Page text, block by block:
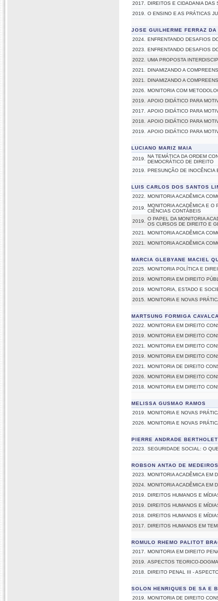
2017.
DIREITOS E CIDADANIA DAS
2019.
O ENSINO E AS PRÁTICAS
JOSE GUILHERME FERRAZ DA
2024.
ENFRENTANDO DESAFIOS
2023.
ENFRENTANDO DESAFIOS
2022.
UMA PROPOSTA
2021.
DINAMIZANDO A
2021.
DINAMIZANDO A
2026.
MONITORIA COM
2019.
APOIO DIDÁTICO PARA
2017.
APOIO DIDÁTICO PARA
2018.
APOIO DIDÁTICO PARA
2019.
APOIO DIDÁTICO PARA
LUCIANO MARIZ MAIA
2019.
NA TEMÁTICA DA ORDEM
DEMOCRÁTICO DE DIREITO
2019.
PRESUNÇÃO DE INOCÊNCIA
LUIS CARLOS DOS SANTOS
2022.
MONITORIA ACADÊMICA
2019.
MONITORIA ACADÊMICA E
CIÊNCIAS CONTÁBEIS
2019.
O PAPEL DA MONITORIA
OS CURSOS DE DIREITO E
2021.
MONITORIA ACADÊMICA
2021.
MONITORIA ACADÊMICA
MARCIA GLEBYANE MACIEL
2025.
MONITORIA POLÍTICA E
2019.
MONITORIA EM DIREITO
2019.
MONITORIA, ESTADO E
2015.
MONITORIA E NOVAS
MARTSUNG FORMIGA
2022.
MONITORIA EM DIREITO
2019.
MONITORIA EM DIREITO
2021.
MONITORIA EM DIREITO
2019.
MONITORIA EM DIREITO
2021.
MONITORIA DE DIREITO
2026.
MONITORIA EM DIREITO
2018.
MONITORIA EM DIREITO
MELISSA GUSMAO RAMOS
2019.
MONITORIA E NOVAS
2026.
MONITORIA E NOVAS
PIERRE ANDRADE BERTHOLET
2023.
SEGURIDADE SOCIAL: O
ROBSON ANTAO DE MEDEIROS
2023.
MONITORIA ACADÊMICA EM
2024.
MONITORIA ACADÊMICA EM
2019.
DIREITOS HUMANOS E
2019.
DIREITOS HUMANOS E
2018.
DIREITOS HUMANOS E
2017.
DIREITOS HUMANOS EM
ROMULO RHEMO PALITOT
2017.
MONITORIA EM DIREITO
2019.
ASPECTOS TEORICO-
2018.
DIREITO PENAL III -
SOLON HENRIQUES DE SA E
2019.
MONITORIA DE DIREITO